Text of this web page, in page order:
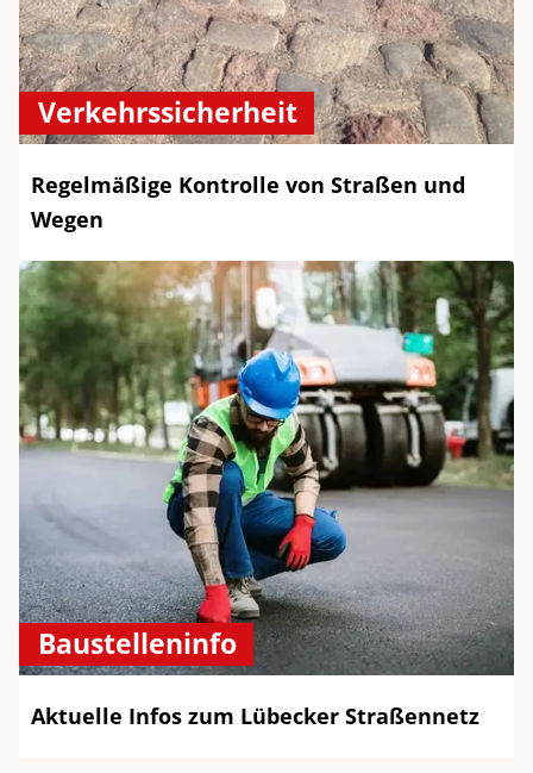
Verkehrssicherheit
Regelmäßige Kontrolle von Straßen und
Wegen
Baustelleninfo
Aktuelle Infos zum Lübecker Straßennetz